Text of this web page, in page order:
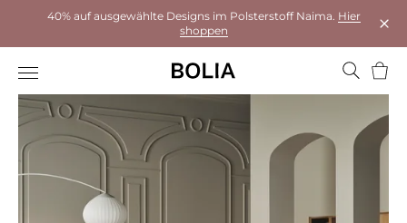
40% auf ausgewählte Designs im Polsterstoff Naima. Hier
shoppen